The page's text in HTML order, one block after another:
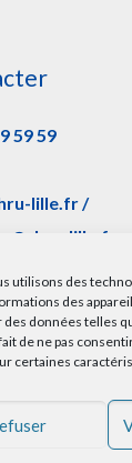
utilisons des
des
données telles
de ne pas
certaines
59 59
lille.fr/
lille.fr
Oscar